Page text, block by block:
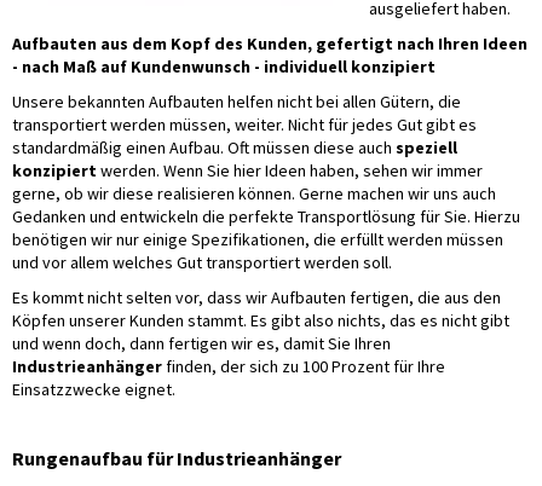
ausgeliefert haben.
Aufbauten aus dem Kopf des Kunden, gefertigt nach Ihren Ideen
- nach Maß auf Kundenwunsch - individuell konzipiert
Unsere bekannten Aufbauten helfen nicht bei allen Gütern, die
transportiert werden müssen, weiter. Nicht für jedes Gut gibt es
standardmäßig einen Aufbau. Oft müssen diese auch speziell
konzipiertwerden. Wenn Sie hier Ideen haben, sehen wir immer
gerne, ob wir diese realisieren können. Gerne machen wir uns auch
Gedanken und entwickeln die perfekte Transportlösung für Sie. Hierzu
benötigen wir nur einige Spezifikationen, die erfüllt werden müssen
und vor allem welches Gut transportiert werden soll.
Es kommt nicht selten vor, dass wir Aufbauten fertigen, die aus den
Köpfen unserer Kunden stammt. Es gibt also nichts, das es nicht gibt
und wenn doch, dann fertigen wir es, damit Sie Ihren
Industrieanhängerfinden, der sich zu 100 Prozent für Ihre
Einsatzzwecke eignet.
Rungenaufbau für Industrieanhänger